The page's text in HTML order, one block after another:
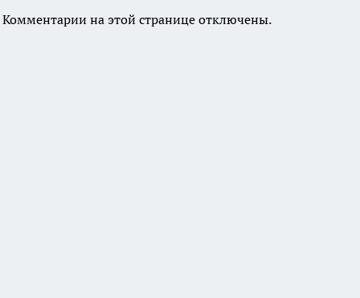
Комментарии на этой странице отключены.